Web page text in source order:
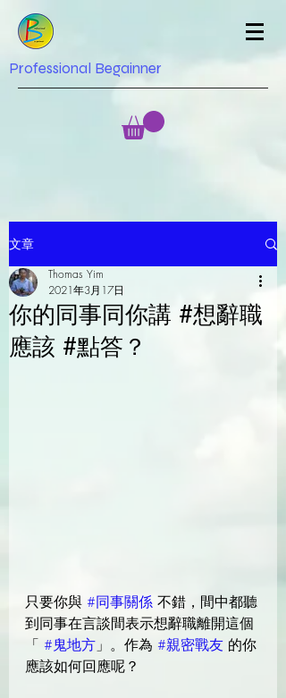
Professional Begainner
文章
你的同事同你講 #想辭職
應該 #點答？
Thomas Yim
2021年3月17日
只要你與 #同事關係 不錯，間中都聽
到同事在言談間表示想辭職離開這個
「 #鬼地方」。作為 #親密戰友 的你
應該如何回應呢？